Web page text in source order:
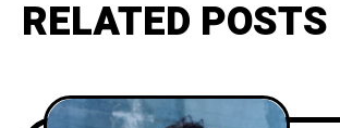
RELATED POSTS